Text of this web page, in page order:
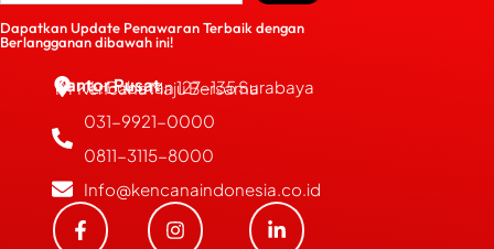
Dapatkan Update Penawaran Terbaik dengan
Berlangganan dibawah ini!
Kantor Pusat
PT Kencana Maju Bersama
JL. Bubutan 127-135 Surabaya
031-9921-0000
0811-3115-8000
Info@kencanaindonesia.co.id